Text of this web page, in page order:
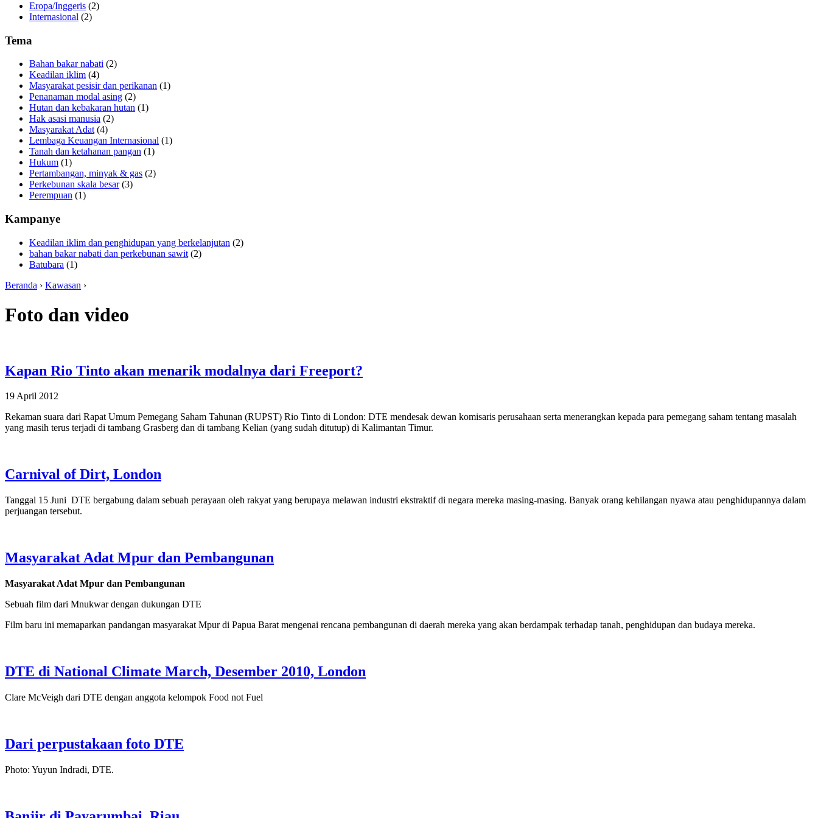
Eropa/Inggeris (2)
Internasional (2)
Tema
Bahan bakar nabati (2)
Keadilan iklim (4)
Masyarakat pesisir dan perikanan (1)
Penanaman modal asing (2)
Hutan dan kebakaran hutan (1)
Hak asasi manusia (2)
Masyarakat Adat (4)
Lembaga Keuangan Internasional (1)
Tanah dan ketahanan pangan (1)
Hukum (1)
Pertambangan, minyak & gas (2)
Perkebunan skala besar(3)
Perempuan (1)
Kampanye
Keadilan iklim dan penghidupan yang berkelanjutan (2)
bahan bakar nabati dan perkebunan sawit (2)
Batubara (1)
Beranda › Kawasan ›
Foto dan video
Kapan Rio Tinto akan menarik modalnya dari Freeport?
19 April 2012
Rekaman suara dari Rapat Umum Pemegang Saham Tahunan (RUPST) Rio Tinto di London: DTE mendesak dewan komisaris perusahaan serta menerangkan kepada para pemegang saham tentang masalah
yang masih terus terjadi di tambang Grasberg dan di tambang Kelian (yang sudah ditutup) di Kalimantan Timur.
Carnival of Dirt, London
Tanggal 15 Juni DTE bergabung dalam sebuah perayaan oleh rakyat yang berupaya melawan industri ekstraktif di negara mereka masing-masing. Banyak orang kehilangan nyawa atau penghidupannya dalam
perjuangan tersebut.
Masyarakat Adat Mpur dan Pembangunan
Masyarakat Adat Mpur dan Pembangunan
Sebuah film dari Mnukwar dengan dukungan DTE
Film baru ini memaparkan pandangan masyarakat Mpur di Papua Barat mengenai rencana pembangunan di daerah mereka yang akan berdampak terhadap tanah, penghidupan dan budaya mereka.
DTE di National Climate March, Desember 2010, London
Clare McVeigh dari DTE dengan anggota kelompok Food not Fuel
Dari perpustakaan foto DTE
Photo: Yuyun Indradi, DTE.